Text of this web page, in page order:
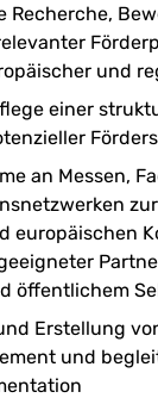
Recherche,
und
einer
an Messen,
europäischen
öffentlichem
Erstellung
und